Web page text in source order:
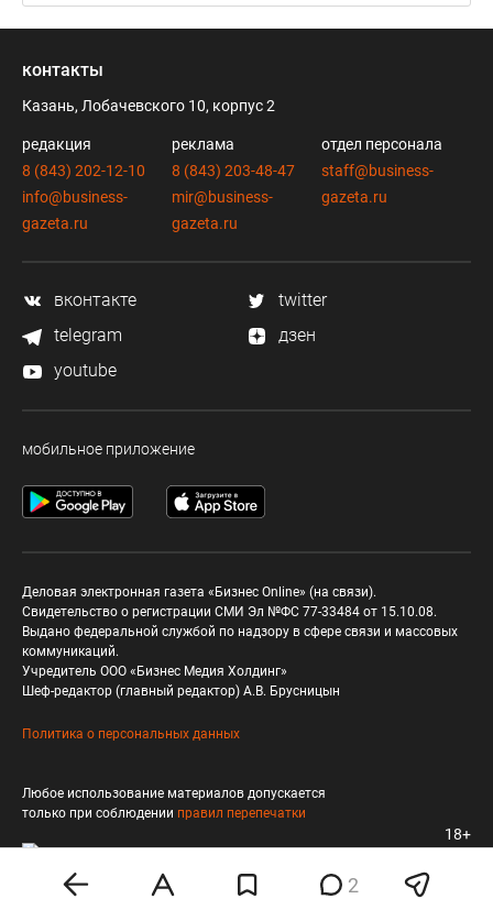
2
контакты
Казань, Лобачевского 10, корпус 2
редакция
8 (843) 202-12-10
info@business-
gazeta.ru
реклама
8 (843) 203-48-47
mir@business-
gazeta.ru
отдел персонала
staff@business-
gazeta.ru
вконтакте
twitter
telegram
дзен
youtube
мобильное приложение
Деловая электронная газета «Бизнес Online» (на связи).
Свидетельство о регистрации СМИ Эл №ФС 77-33484 от 15.10.08.
Выдано федеральной службой по надзору в сфере связи и массовых
коммуникаций.
Учредитель ООО «Бизнес Медия Холдинг»
Шеф-редактор (главный редактор) А.В. Брусницын
Политика о персональных данных
Любое использование материалов допускается
только при соблюдении правил перепечатки
18+